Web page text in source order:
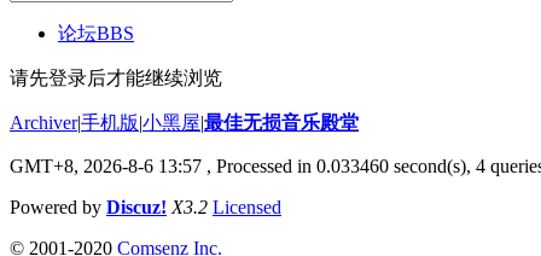
论坛BBS
请先登录后才能继续浏览
Archiver|手机版|小黑屋|最佳无损音乐殿堂
GMT+8, 2026-8-6 13:57 , Processed in 0.033460 second(s), 4
Powered by Discuz! X3.2 Licensed
© 2001-2020 Comsenz Inc.